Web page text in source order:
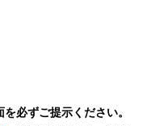
必ずご提示ください。​